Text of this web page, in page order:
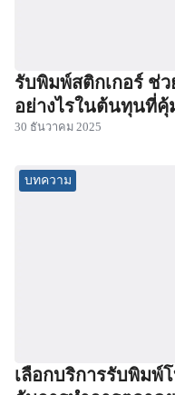
รับพิมพ์สติกเกอร์ ช่
อย่างไรในต้นทุนที่คุ้
30 ธันวาคม 2025
บทความ
เลือกบริการรับพิมพ์